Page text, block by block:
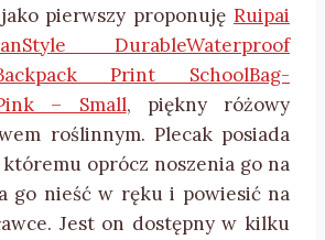
pierwszy proponuję Ruipai
DurableWaterproof
Print SchoolBag-
– Small, piękny różowy
roślinnym. Plecak posiada
oprócz noszenia go na
go nieść w ręku i powiesić na
Jest on dostępny w kilku